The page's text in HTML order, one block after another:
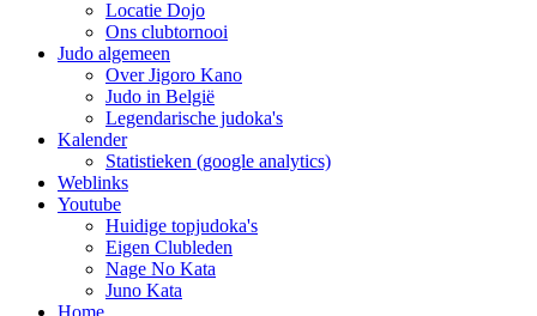
Locatie Dojo
Ons clubtornooi
Judo algemeen
Over Jigoro Kano
Judo in België
Legendarische judoka's
Kalender
Statistieken (google analytics)
Weblinks
Youtube
Huidige topjudoka's
Eigen Clubleden
Nage No Kata
Juno Kata
Home